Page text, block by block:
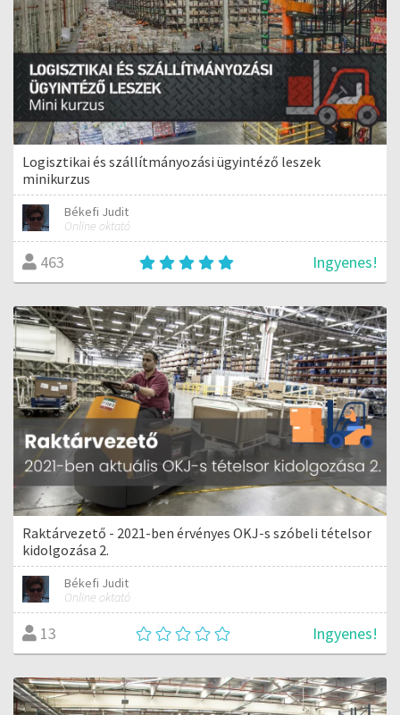
Logisztikai és szállítmányozási ügyintéző leszek
minikurzus
Békefi Judit
Online oktató
463 Ingyenes!
Raktárvezető - 2021-ben érvényes OKJ-s szóbeli tételsor
kidolgozása 2.
Békefi Judit
Online oktató
13 Ingyenes!